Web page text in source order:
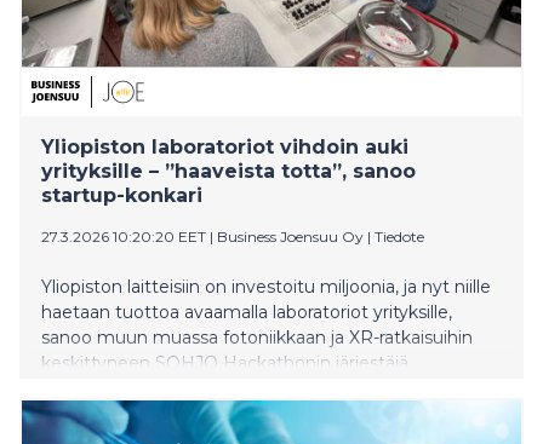
Yliopiston laboratoriot vihdoin auki
yrityksille – ”haaveista totta”, sanoo
startup-konkari
27.3.2026 10:20:20 EET | Business Joensuu Oy | Tiedote
Yliopiston laitteisiin on investoitu miljoonia, ja nyt niille
haetaan tuottoa avaamalla laboratoriot yrityksille,
sanoo muun muassa fotoniikkaan ja XR-ratkaisuihin
keskittyneen SOHJO Hackathonin järjestäjä.